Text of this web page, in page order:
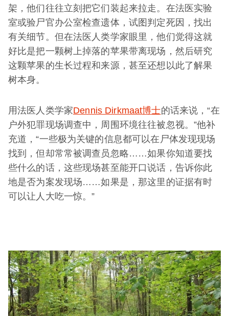
架，他们往往立刻把它们装起来拉走。在法医实验
室或验尸官办公室检查遗体，试图判定死因，找出
有关细节。但在法医人类学家眼里，他们觉得这就
好比是把一颗树上掉落的苹果带离现场，然后研究
这颗苹果的生长过程和来源，甚至还想以此了解果
树本身。
用法医人类学家Dennis Dirkmaat博士的话来说，“在
户外犯罪现场调查中，周围环境往往被忽视。”他补
充道，“一些极为关键的信息都可以在尸体发现现场
找到，但却常常被调查员忽略……如果你知道要找
些什么的话，这些现场甚至能开口说话，告诉你此
地是否为案发现场……如果是，那这里的证据有时
可以让人大吃一惊。”